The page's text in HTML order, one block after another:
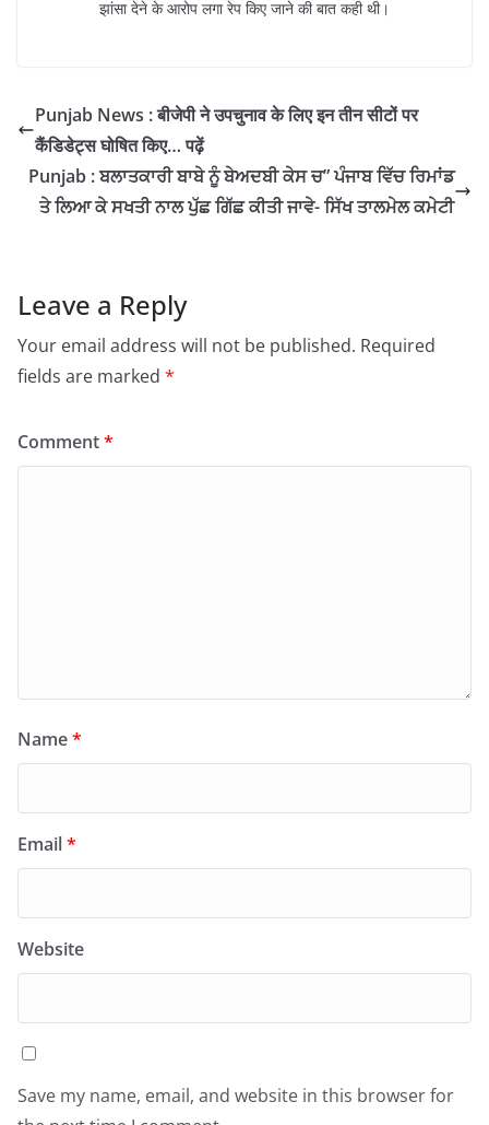
झांसा देने के आरोप लगा रेप किए जाने की बात कही थी।
Punjab News : बीजेपी ने उपचुनाव के लिए इन तीन सीटों पर
कैंडिडेट्स घोषित किए… पढ़ें
Punjab : ਬਲਾਤਕਾਰੀ ਬਾਬੇ ਨੂੰ ਬੇਅਦਬੀ ਕੇਸ ਚ” ਪੰਜਾਬ ਵਿੱਚ ਰਿਮਾਂਡ
ਤੇ ਲਿਆ ਕੇ ਸਖਤੀ ਨਾਲ ਪੁੱਛ ਗਿੱਛ ਕੀਤੀ ਜਾਵੇ- ਸਿੱਖ ਤਾਲਮੇਲ ਕਮੇਟੀ
Leave a Reply
Your email address will not be published. Required
fields are marked *
Comment*
Name*
Email*
Website
Save my name, email, and website in this browser for